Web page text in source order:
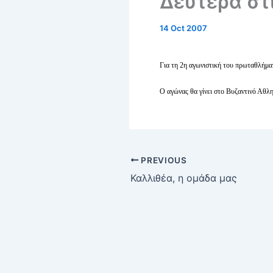
14 Oct 2007
Για τη 2η αγωνιστική του
Ο αγώνας θα γίνει στο Βυζαντινό
PREVIOUS
Καλλιθέα, η ομάδα μας